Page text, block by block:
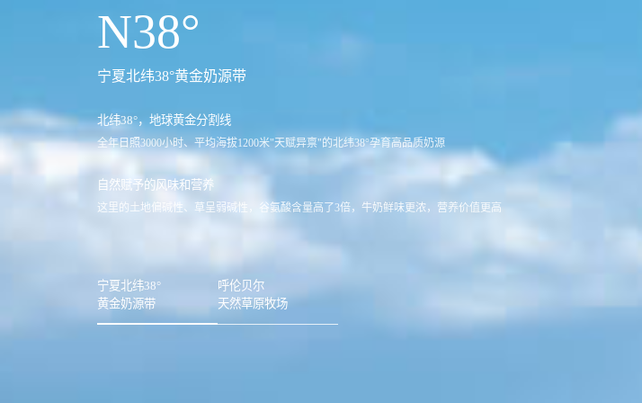
N38°
宁夏北纬38°黄金奶源带
北纬38°，地球黄金分割线
全年日照3000小时、平均海拔1200米"天赋异禀"的北纬38°孕育高品质奶源
自然赋予的风味和营养
这里的土地偏碱性、草呈弱碱性，谷氨酸含量高了3倍，牛奶鲜味更浓，营养价值更高
宁夏北纬38°
黄金奶源带
呼伦贝尔
天然草原牧场